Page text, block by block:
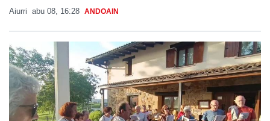
Aiurri abu 08, 16:28 ANDOAIN